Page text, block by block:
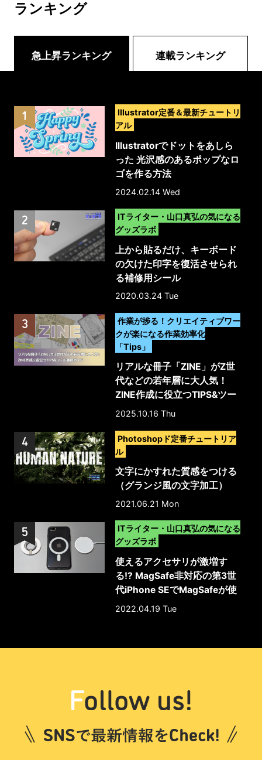
ランキング
急上昇ランキング
Illustrator定番＆最新チュートリ
アル
Illustratorでドットをあしら
った 光沢感のあるポップなロ
ゴを作る方法
2024.02.14 Wed
ITライター・山口真弘の気になる
グッズラボ
上から貼るだけ、キーボード
の欠けた印字を復活させられ
る補修用シール
2020.03.24 Tue
作業が捗る！クリエイティブワー
クが楽になる作業効率化
「Tips」
リアルな冊子「ZINE」がZ世
代などの若年層に大人気！
ZINE作成に役立つTIPS&ツー
ル徹底ガイド
2025.10.16 Thu
Photoshopド定番チュートリア
ル
文字にかすれた質感をつける
（グランジ風の文字加工）
2021.06.21 Mon
ITライター・山口真弘の気になる
グッズラボ
使えるアクセサリが激増す
る!? MagSafe非対応の第3世
代iPhone SEでMagSafeが使
える保護ケース
2022.04.19 Tue
連載ランキング